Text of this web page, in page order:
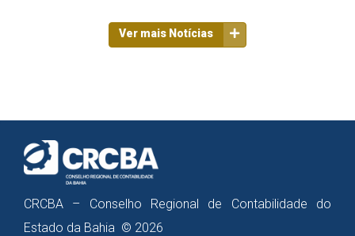
Ver mais Notícias
CRCBA – Conselho Regional de Contabilidade do
Estado da Bahia © 2026